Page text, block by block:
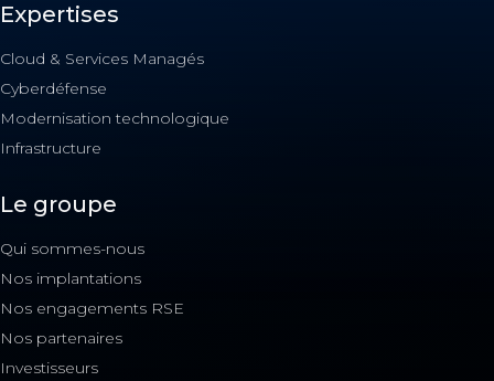
Expertises
Cloud & Services Managés
Cyberdéfense
Modernisation technologique
Infrastructure
Le groupe
Qui sommes-nous
Nos implantations
Nos engagements RSE
Nos partenaires
Investisseurs